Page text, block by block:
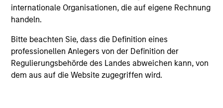
internationale Organisationen, die auf eigene Rechnung
handeln.
Bitte beachten Sie, dass die Definition eines
professionellen Anlegers von der Definition der
Regulierungsbehörde des Landes abweichen kann, von
dem aus auf die Website zugegriffen wird.
dem gewichteten Durchschnitt der Morningstar-Ratings
über drei, fünf und zehn Jahre (sofern vorhanden). Die
Gewichtungen sind: 100% Drei-Jahres-Rating für
Rating/40% Drei-Jahres-Rating für Gesamtrenditen von 60–
119 Monaten und 50% Zehn-Jahres-Rating/30% Fünf-
Jahres-Rating/20% Drei-Jahres-Rating für Gesamtrenditen
von mindestens 120 Monaten. Zwar scheint die Formel für
das Zehn-Jahres-Gesamtrating den Zehn-Jahres-Zeitraum